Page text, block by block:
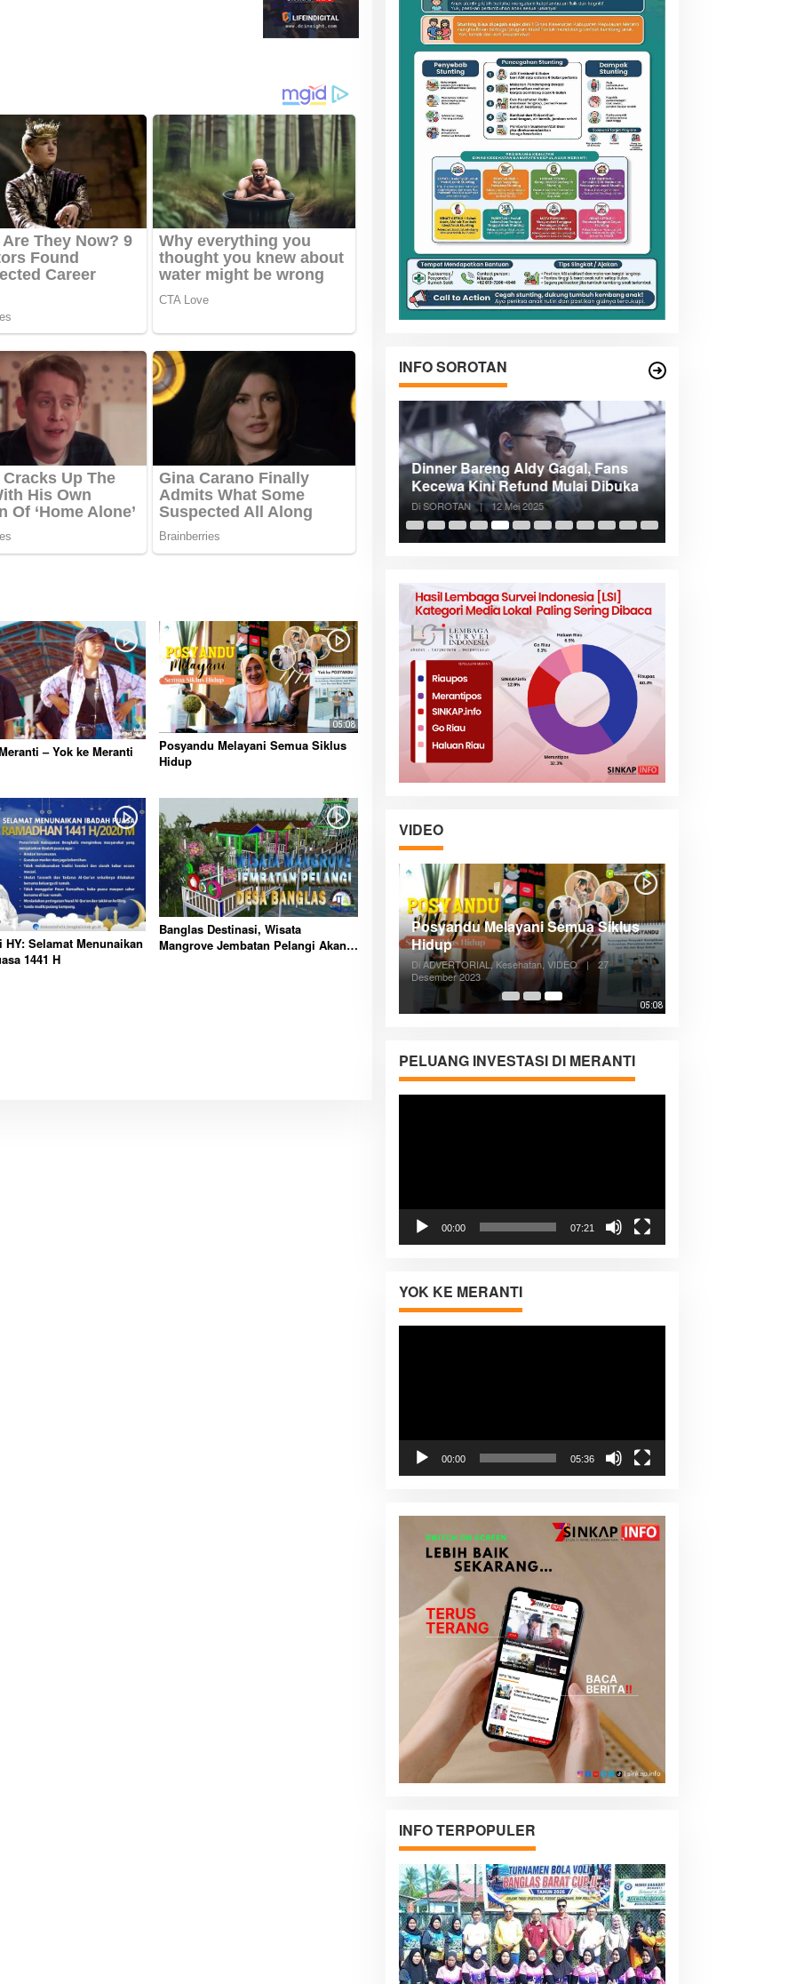
– Yok ke Meranti
05:08
Posyandu Melayani Semua Siklus
Hidup
HY: Selamat Menunaikan
1441 H
Banglas Destinasi, Wisata
Mangrove Jembatan Pelangi Akan
INFO SOROTAN
Batas Tanah
Dukung
| 8 Agustus 2025
Rekognisi Sejarah Kerajaan Siak
dan Harapan Daerah Istimewa Riau
Di KOLOM, Opini, SOROTAN | 16 Juni 2025
Dinner Bareng Aldy Gagal, Fans
Kecewa Kini Refund Mulai Dibuka
Di SOROTAN | 12 Mei 2025
VIDEO
dalam
Internasional
Eksplore Meranti – Yok ke Meranti
Di Budaya, NASIONAL, VIDEO, Wisata
05:08
Posyandu Melayani Semua Siklus
Hidup
Di ADVERTORIAL, Kesehatan, VIDEO |
27
Desember 2023
PELUANG INVESTASI DI MERANTI
00:00 07:21
YOK KE MERANTI
00:00 05:36
INFO TERPOPULER